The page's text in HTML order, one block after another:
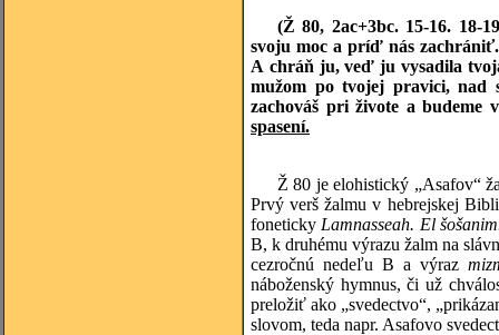
(Ž 80, 2ac+3bc. 15-16. 18-
svoju moc a príď nás
A chráň ju, veď ju vysadila
mužom po tvojej pravici, nad
zachováš pri živote a budeme
spasení.
Ž 80 je elohistický „Asafov“
Prvý verš žalmu v hebrejskej
foneticky Lamnasseah. El
B, k druhému výrazu žalm na
cezročnú nedeľu B a výraz
náboženský hymnus, či už
preložiť ako „svedectvo“,
slovom, teda napr. Asafovo